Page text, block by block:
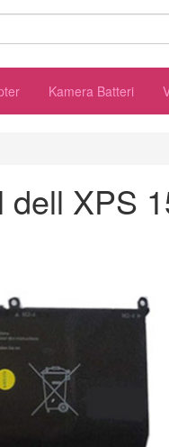
Kamera Batteri
XPS